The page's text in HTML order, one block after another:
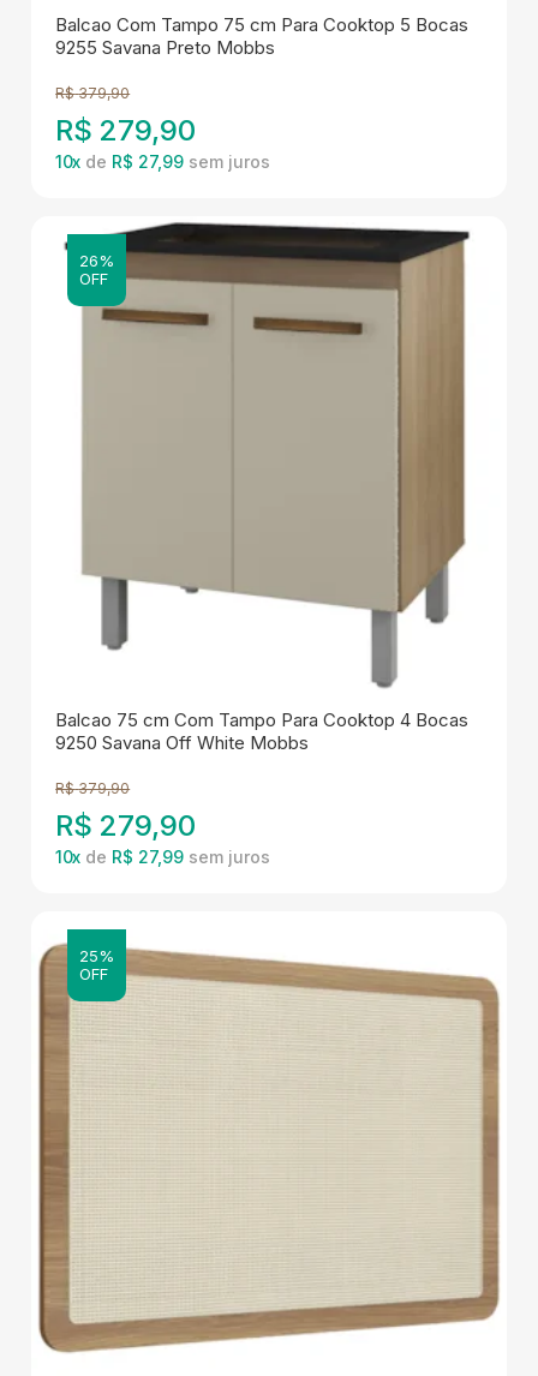
Balcao Com Tampo 75 cm Para Cooktop 5 Bocas
9255 Savana Preto Mobbs
R$ 379,90
R$ 279,90
10x de R$ 27,99
26%
OFF
Balcao 75 cm Com Tampo Para Cooktop 4 Bocas
9250 Savana Off White Mobbs
R$ 379,90
R$ 279,90
10x de R$ 27,99
25%
OFF